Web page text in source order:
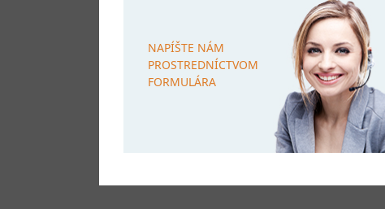
NAPÍŠTE NÁM
PROSTREDNÍCTVOM
FORMULÁRA